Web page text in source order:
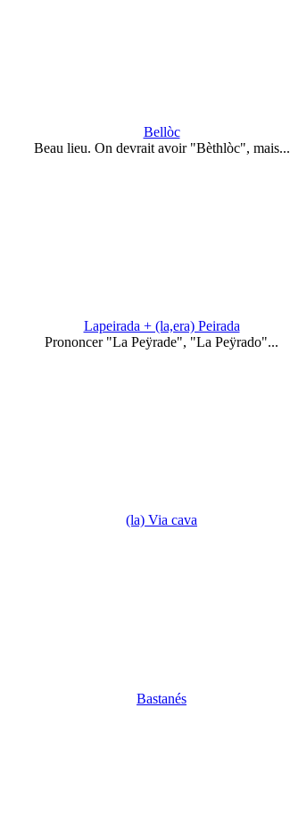
Bellòc
Beau lieu. On devrait avoir "Bèthlòc", mais...
Lapeirada + (la,era) Peirada
Prononcer "La Peÿrade", "La Peÿrado"...
(la) Via cava
Bastanés